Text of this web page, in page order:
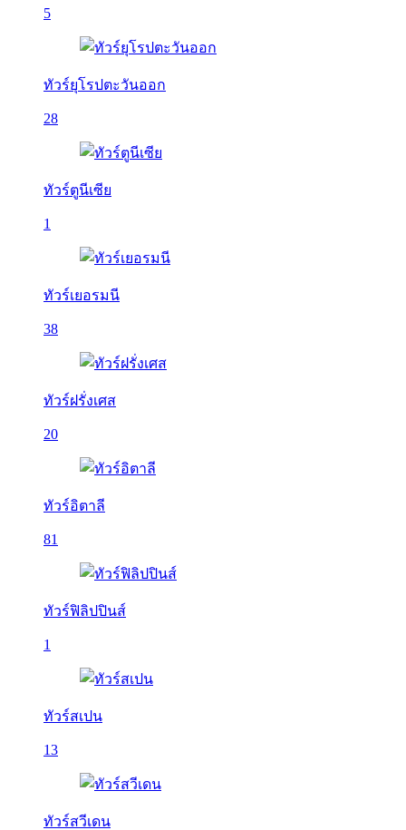
5
ทัวร์ยุโรปตะวันออก
28
ทัวร์ตูนีเซีย
1
ทัวร์เยอรมนี
38
ทัวร์ฝรั่งเศส
20
ทัวร์อิตาลี
81
ทัวร์ฟิลิปปินส์
1
ทัวร์สเปน
13
ทัวร์สวีเดน